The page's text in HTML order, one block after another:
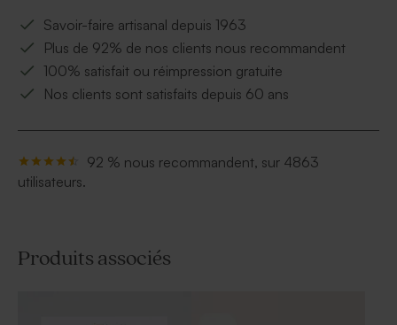
Savoir-faire artisanal depuis 1963
Plus de 92% de nos clients nous recommandent
100% satisfait ou réimpression gratuite
Nos clients sont satisfaits depuis 60 ans
92 % nous recommandent, sur 4863
utilisateurs.
Produits associés